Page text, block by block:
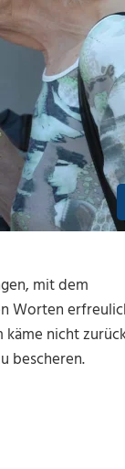
mit dem
Worten
nicht
bescheren.